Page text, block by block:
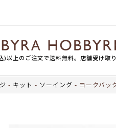
)以上のご注文で送料無料。店舗受け取
キット ソーイング ヨークバッ